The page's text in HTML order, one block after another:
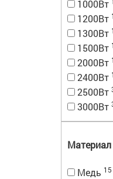
1000Вт
1200Вт 1
1300Вт 1
1500Вт
2000Вт
2400Вт 1
2500Вт
3000Вт
Материал
Медь 15